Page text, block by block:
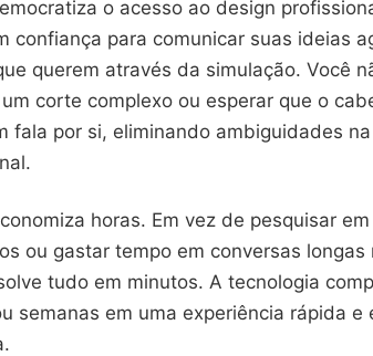
o acesso ao design
confiança para comunicar suas ideias
querem através da simulação. Você
corte complexo ou esperar que o
fala por si, eliminando ambiguidades
horas. Em vez de pesquisar
ou gastar tempo em conversas longas
tudo em minutos. A tecnologia
semanas em uma experiência rápida e